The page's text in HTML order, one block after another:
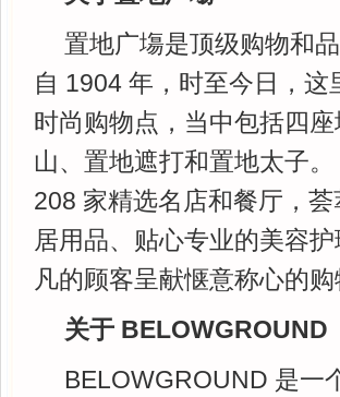
置地广塲是顶级购物和
自 1904 年，时至今日，
时尚购物点，当中包括四
山、置地遮打和置地太子
208 家精选名店和餐厅，
居用品、贴心专业的美容
凡的顾客呈献惬意称心的购
关于 BELOWGROUND
BELOWGROUND 是一